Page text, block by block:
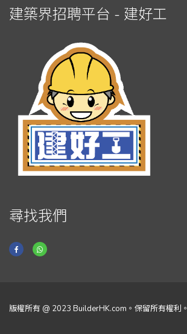
建築界招聘平台 - 建好工
尋找我們
版權所有 @ 2023 BuilderHK.com。保留所有權利。